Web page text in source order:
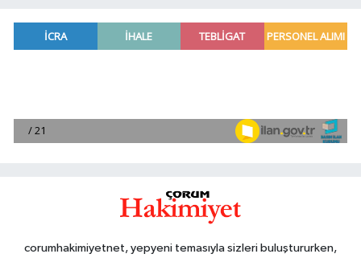
corumhakimiyetnet, yepyeni temasıyla sizleri buluştururken,